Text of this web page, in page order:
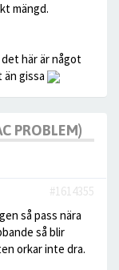
mängd.
här är något
gissa
PROBLEM)
#1614355
så pass nära
så blir
orkar inte dra.